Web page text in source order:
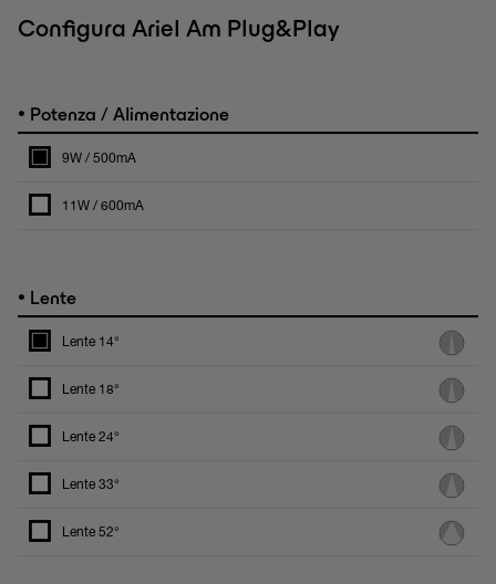
Configura Ariel Am Plug&Play
• Potenza / Alimentazione
9W / 500mA
11W / 600mA
• Lente
Lente 14°
Lente 18°
Lente 24°
Lente 33°
Lente 52°